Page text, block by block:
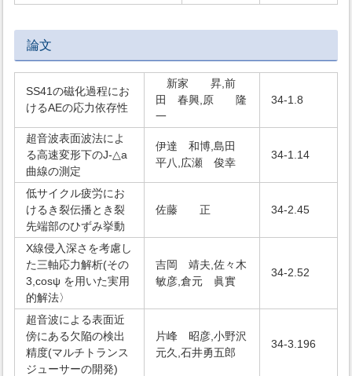
論文
SS41の磁化過程にお
けるAEの応力依存性
新家 昇,前
田 春興,原 隆
一
34-1.8
超音波表面波法によ
る高速変形下のJ-△a
曲線の測定
伊達 和博,島田
平八,広瀬 俊幸
34-1.14
低サイクル疲労にお
けるき裂伝播とき裂
先端部のひずみ挙動
佐藤 正 34-2.45
X線侵入深さを考慮し
た三軸応力解析(その
3,cosψ を用いた実用
的解法〉
吉岡 靖夫,佐々木
敏彦,倉元 眞實
34-2.52
超音波による表面近
傍にある欠陥の検出
精度(マルチトランス
ジューサーの開発)
片峰 昭彦,小野沢
元久,石井勇五郎
34-3.196